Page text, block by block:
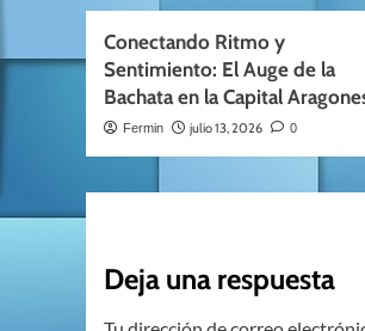
Conectando Ritmo y
Sentimiento: El Auge de la
Bachata en la Capital
Fermin julio 13, 2026 0
Deja una respuesta